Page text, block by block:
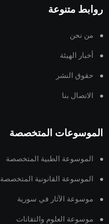
روابط متنوعة
من نحن
أخبار الهيئة
حقوق النشر
الاتصال بنا
الموسوعات المتخصصة
الموسوعة الطبية المتخصصة
الموسوعة القانونية المتخصصة
موسوعة الآثار في سورية
موسوعة العلوم والتقانات